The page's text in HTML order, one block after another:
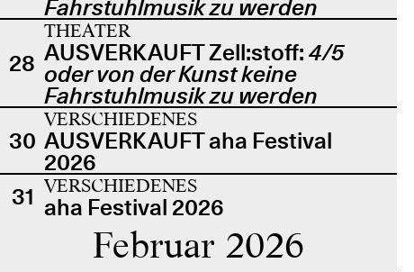
Fahrstuhlmusik zu werden
28
THEATER
AUSVERKAUFT Zell:stoff: 4/5
oder von der Kunst keine
Fahrstuhlmusik zu werden
30
VERSCHIEDENES
AUSVERKAUFT aha Festival
2026
31 VERSCHIEDENES
aha Festival 2026
Februar 2026